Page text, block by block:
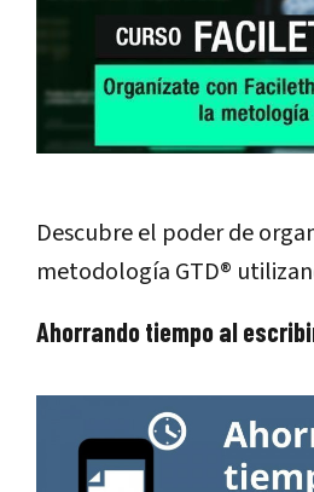
Descubre el poder de
metodología GTD®
Ahorrando tiempo al